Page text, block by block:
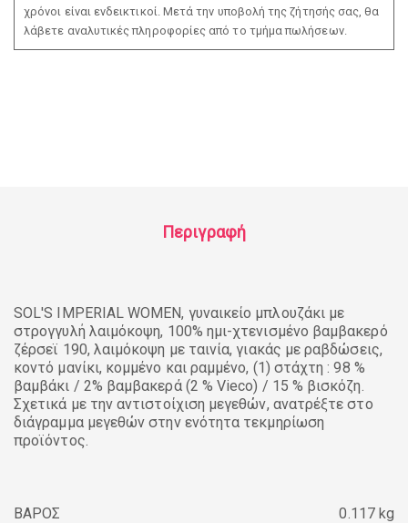
χρόνοι είναι ενδεικτικοί. Μετά την υποβολή της ζήτησής σας, θα
λάβετε αναλυτικές πληροφορίες από το τμήμα πωλήσεων.
Περιγραφή
SOL'S IMPERIAL WOMEN, γυναικείο μπλουζάκι με
στρογγυλή λαιμόκοψη, 100% ημι-χτενισμένο βαμβακερό
ζέρσεϊ 190, λαιμόκοψη με ταινία, γιακάς με ραβδώσεις,
κοντό μανίκι, κομμένο και ραμμένο, (1) στάχτη : 98 %
βαμβάκι / 2% βαμβακερά (2 % Vieco) / 15 % βισκόζη.
Σχετικά με την αντιστοίχιση μεγεθών, ανατρέξτε στο
διάγραμμα μεγεθών στην ενότητα τεκμηρίωση
προϊόντος.
ΒΑΡΟΣ 0.117 kg